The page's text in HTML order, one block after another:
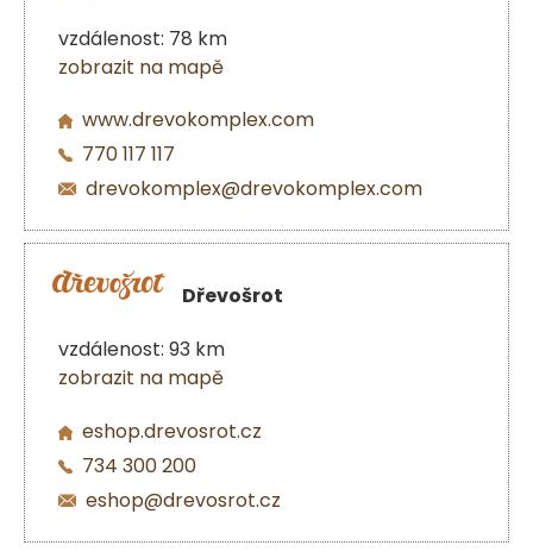
vzdálenost: 78 km
zobrazit na mapě
www.drevokomplex.com
770 117 117
drevokomplex@drevokomplex.com
Dřevošrot
vzdálenost: 93 km
zobrazit na mapě
eshop.drevosrot.cz
734 300 200
eshop@drevosrot.cz